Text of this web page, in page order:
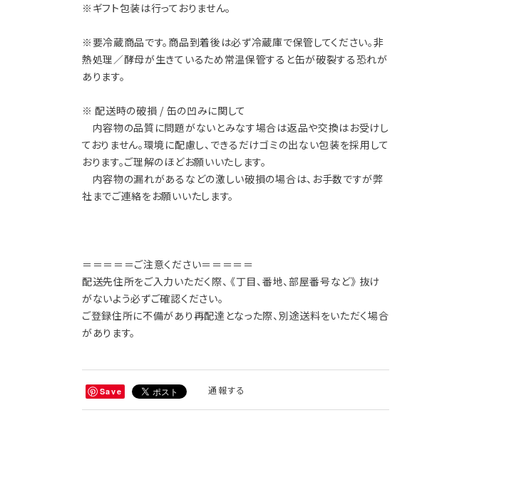
※ギフト包装は行っておりません。
※要冷蔵商品です。商品到着後は必ず冷蔵庫で保管してください。非
熱処理／酵母が生きているため常温保管すると缶が破裂する恐れが
あります。
※ 配送時の破損 / 缶の凹みに関して
内容物の品質に問題がないとみなす場合は返品や交換はお受けし
ておりません。環境に配慮し、できるだけゴミの出ない包装を採用して
おります。ご理解のほどお願いいたします。
内容物の漏れがあるなどの激しい破損の場合は、お手数ですが弊
社までご連絡をお願いいたします。
＝＝＝＝＝ご注意ください＝＝＝＝＝
配送先住所をご入力いただく際、 《丁目、番地、部屋番号など》 抜け
がないよう必ずご確認ください。
ご登録住所に不備があり再配達となった際、別途送料をいただく場合
があります。
Save 通報する